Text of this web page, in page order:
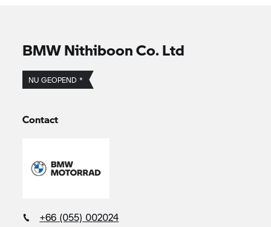
BMW Nithiboon Co. Ltd
NU GEOPEND *
Contact
+66 (055) 002024